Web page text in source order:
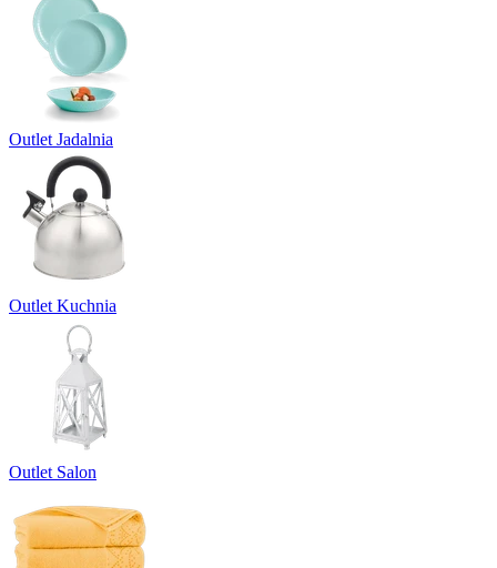
Outlet Jadalnia
Outlet Kuchnia
Outlet Salon